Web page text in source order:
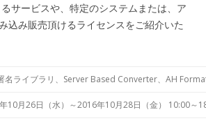
サービスや、特定のシステムまたは、ア
込み販売頂けるライセンスをご紹介いた
名ライブラリ、Server Based Converter、AH
10月26日（水）～2016年10月28日（金） 10:00～